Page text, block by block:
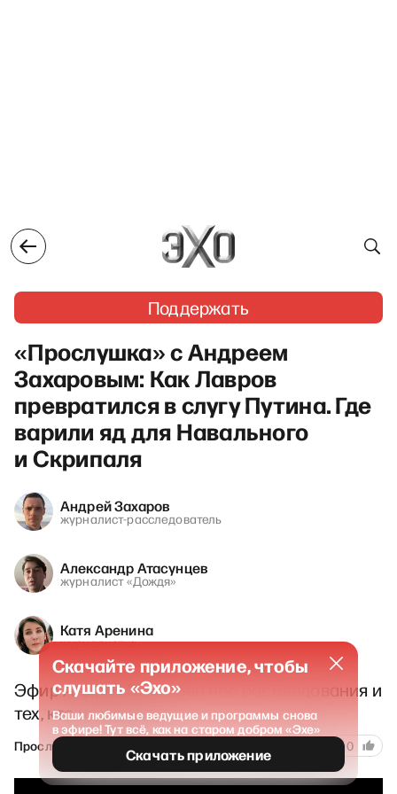
Поддержать
«Прослушка» с Андреем
Захаровым: Как Лавров
превратился в слугу Путина. Где
варили яд для Навального
и Скрипаля
Андрей Захаров
журналист-расследователь
Александр Атасунцев
журналист «Дождя»
Катя Аренина
журналистка
Эфир Андрея Захарова про расследования и
тех, кто их делает
Прослушка 0
Скачайте приложение, чтобы
слушать «Эхо»
Ваши любимые ведущие и программы снова
в эфире! Тут всё, как на старом добром «Эхе»
Скачать приложение